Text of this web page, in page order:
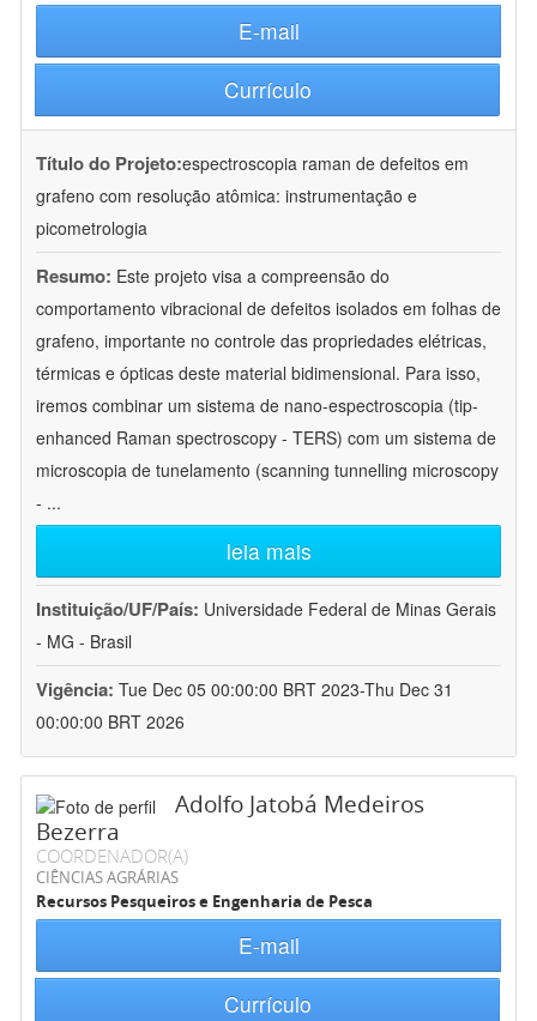
E-mail
Currículo
Título do Projeto:espectroscopia raman de defeitos em
grafeno com resolução atômica: instrumentação e
picometrologia
Resumo: Este projeto visa a compreensão do
comportamento vibracional de defeitos isolados em folhas de
grafeno, importante no controle das propriedades elétricas,
térmicas e ópticas deste material bidimensional. Para isso,
iremos combinar um sistema de nano-espectroscopia (tip-
enhanced Raman spectroscopy - TERS) com um sistema de
microscopia de tunelamento (scanning tunnelling microscopy
- ...
leia mais
Instituição/UF/País: Universidade Federal de Minas Gerais
- MG - Brasil
Vigência: Tue Dec 05 00:00:00 BRT 2023-Thu Dec 31
00:00:00 BRT 2026
Adolfo Jatobá Medeiros
Bezerra
COORDENADOR(A)
CIÊNCIAS AGRÁRIAS
Recursos Pesqueiros e Engenharia de Pesca
E-mail
Currículo